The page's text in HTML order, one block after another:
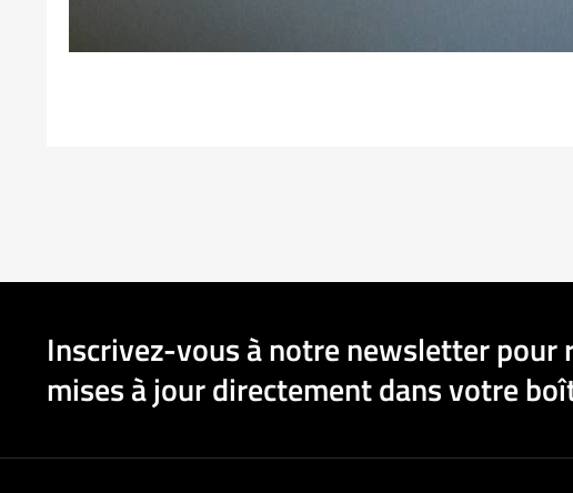
Inscrivez-vous à notre newsletter
mises à jour directement dans votre